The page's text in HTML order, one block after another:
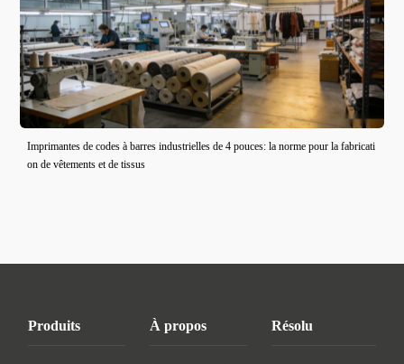
Imprimantes de codes à barres industrielles de 4 pouces: la norme pour la fabricati
on de vêtements et de tissus
Produits À propos Résolu